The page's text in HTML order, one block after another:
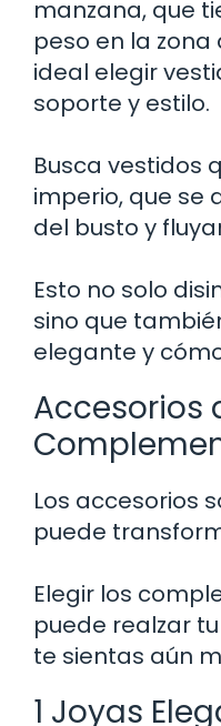
manzana, que
peso en la
ideal elegir
soporte y estilo.
Busca vestidos
imperio, que se
del busto y
Esto no solo
sino que
elegante y
Accesorios
Los accesorios
puede
Elegir los
puede realzar
te sientas aún
1 Joyas